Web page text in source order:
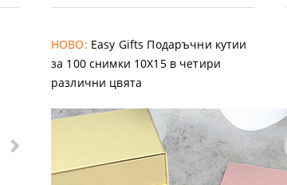
НОВО: Easy Gifts Подаръчни кутии
за 100 снимки 10X15 в четири
различни цвята